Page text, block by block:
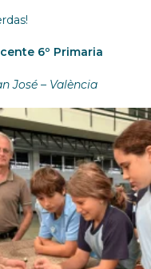
6º Primaria
José – València